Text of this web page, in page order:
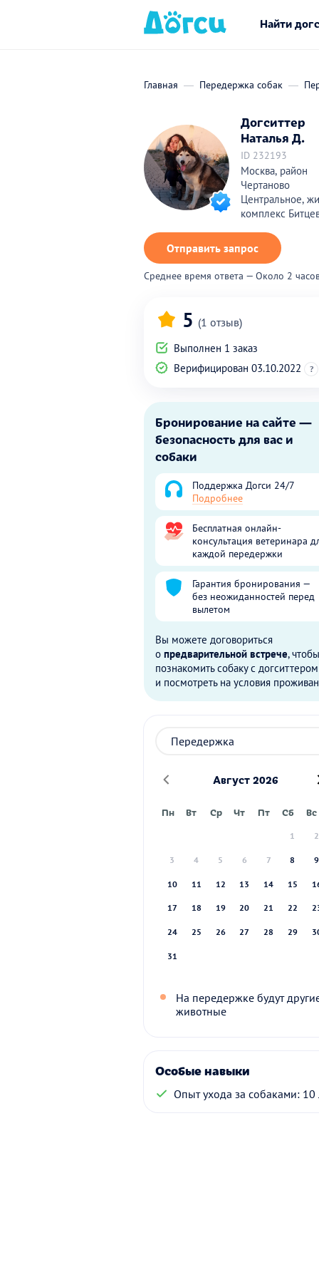
Найти
Главная Передержка собак
Догситтер
Наталья Д.
ID 232193
Москва, район
Чертаново
Центральное,
комплекс
Отправить запрос
Среднее время ответа — Около 2
5 (1 отзыв)
Выполнен 1 заказ
Верифицирован 03.10.2022
?
Бронирование на сайте —
безопасность для вас и
собаки
Поддержка Догси 24/7
Подробнее
Бесплатная онлайн-
консультация ветеринара
каждой передержки
Гарантия бронирования —
без неожиданностей перед
вылетом
Вы можете договориться
о предварительной встрече, чтобы
познакомить собаку с догситтером
и посмотреть на условия
Август 2026
Пн Вт Ср Чт Пт Сб Вс
1 2
3 4 5 6 7 8 9
10 11 12 13 14 15
17 18 19 20 21 22
24 25 26 27 28 29
31
На передержке будут
животные
Особые навыки
Опыт ухода за собаками: 10